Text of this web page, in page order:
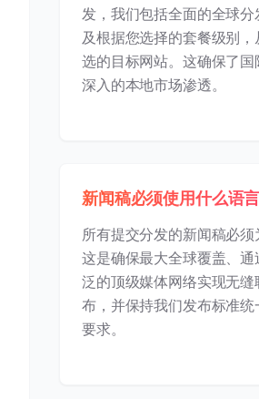
发，我们包括全面的全球分
及根据您选择的套餐级别，
选的目标网站。这确保了国
深入的本地市场渗透。
新闻稿必须使用什么语
所有提交分发的新闻稿必须
这是确保最大全球覆盖、通
泛的顶级媒体网络实现无缝
布，并保持我们发布标准统
要求。